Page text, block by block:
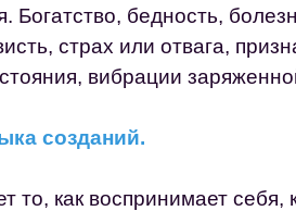
Богатство, бедность,
страх или отвага,
вибрации
созданий.
то, как воспринимает